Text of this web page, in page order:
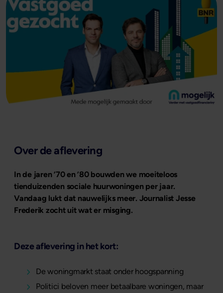
Over de aflevering
In de jaren ’70 en ’80 bouwden we moeiteloos
tienduizenden sociale huurwoningen per jaar.
Vandaag lukt dat nauwelijks meer. Journalist Jesse
Frederik zocht uit wat er misging.
Deze aflevering in het kort:
De woningmarkt staat onder hoogspanning
Politici beloven meer betaalbare woningen, maar